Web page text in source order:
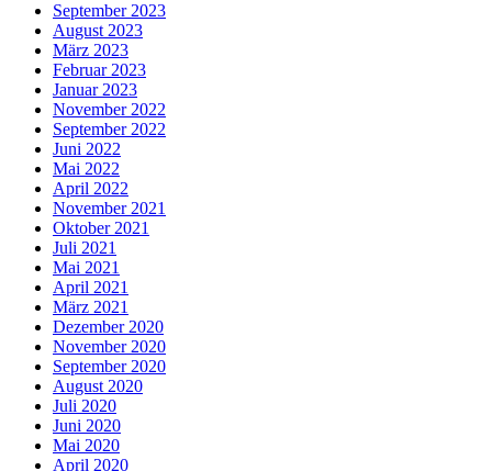
September 2023
August 2023
März 2023
Februar 2023
Januar 2023
November 2022
September 2022
Juni 2022
Mai 2022
April 2022
November 2021
Oktober 2021
Juli 2021
Mai 2021
April 2021
März 2021
Dezember 2020
November 2020
September 2020
August 2020
Juli 2020
Juni 2020
Mai 2020
April 2020